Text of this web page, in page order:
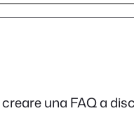
una FAQ a